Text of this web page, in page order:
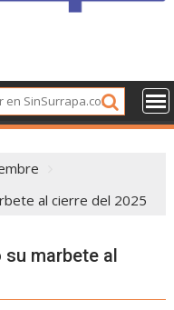
al cierre del 2025
su marbete al